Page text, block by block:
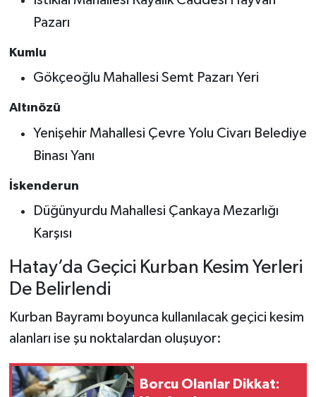
Pazarı
Kumlu
Gökçeoğlu Mahallesi Semt Pazarı Yeri
Altınözü
Yenişehir Mahallesi Çevre Yolu Civarı Belediye
Binası Yanı
İskenderun
Düğünyurdu Mahallesi Çankaya Mezarlığı
Karşısı
Hatay’da Geçici Kurban Kesim Yerleri
De Belirlendi
Kurban Bayramı boyunca kullanılacak geçici kesim
alanları ise şu noktalardan oluşuyor:
Borcu Olanlar Dikkat: